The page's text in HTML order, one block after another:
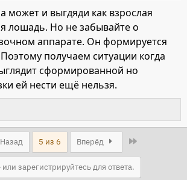
А то в час Х (когда уже можно
жеребце легко можно и убиться.
и 10 выглядит уже как взрослая
лошадь. Она уже доставляет
лошадь. Пока с неё хоть как то
начинаем заездку... и я не говорю о
может и выгдяди как взрослая
лошадь. Но не забывайте о
аппарате. Он формируется
получаем ситуации когда
сформированной но
ей нести ещё нельзя.
Назад 5 из 6 Вперёд
зарегистрируйтесь для ответа.